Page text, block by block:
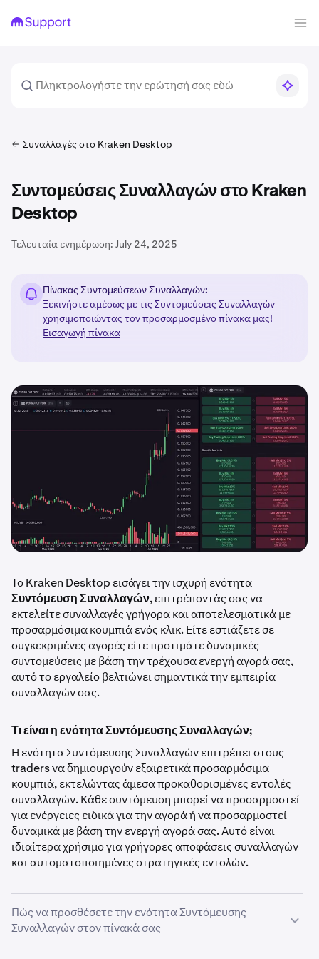
Συναλλαγές στο Kraken Desktop
Συντομεύσεις Συναλλαγών στο Kraken
Desktop
Τελευταία ενημέρωση: July 24, 2025
Πίνακας Συντομεύσεων Συναλλαγών:
Ξεκινήστε αμέσως με τις Συντομεύσεις Συναλλαγών
χρησιμοποιώντας τον προσαρμοσμένο πίνακα μας!
Εισαγωγή πίνακα
Το Kraken Desktop εισάγει την ισχυρή ενότητα
Συντόμευση Συναλλαγών, επιτρέποντάς σας να
εκτελείτε συναλλαγές γρήγορα και αποτελεσματικά με
προσαρμόσιμα κουμπιά ενός κλικ. Είτε εστιάζετε σε
συγκεκριμένες αγορές είτε προτιμάτε δυναμικές
συντομεύσεις με βάση την τρέχουσα ενεργή αγορά σας,
αυτό το εργαλείο βελτιώνει σημαντικά την εμπειρία
συναλλαγών σας.
Τι είναι η ενότητα Συντόμευσης Συναλλαγών;
Η ενότητα Συντόμευσης Συναλλαγών επιτρέπει στους
traders να δημιουργούν εξαιρετικά προσαρμόσιμα
κουμπιά, εκτελώντας άμεσα προκαθορισμένες εντολές
συναλλαγών. Κάθε συντόμευση μπορεί να προσαρμοστεί
για ενέργειες ειδικά για την αγορά ή να προσαρμοστεί
δυναμικά με βάση την ενεργή αγορά σας. Αυτό είναι
ιδιαίτερα χρήσιμο για γρήγορες αποφάσεις συναλλαγών
και αυτοματοποιημένες στρατηγικές εντολών.
Πώς να προσθέσετε την ενότητα Συντόμευσης
Συναλλαγών στον πίνακά σας